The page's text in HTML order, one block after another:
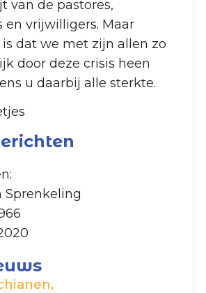
van de pastores,
en vrijwilligers. Maar
dat we met zijn allen zo
door deze crisis heen
u daarbij alle sterkte.
Sprenkeling